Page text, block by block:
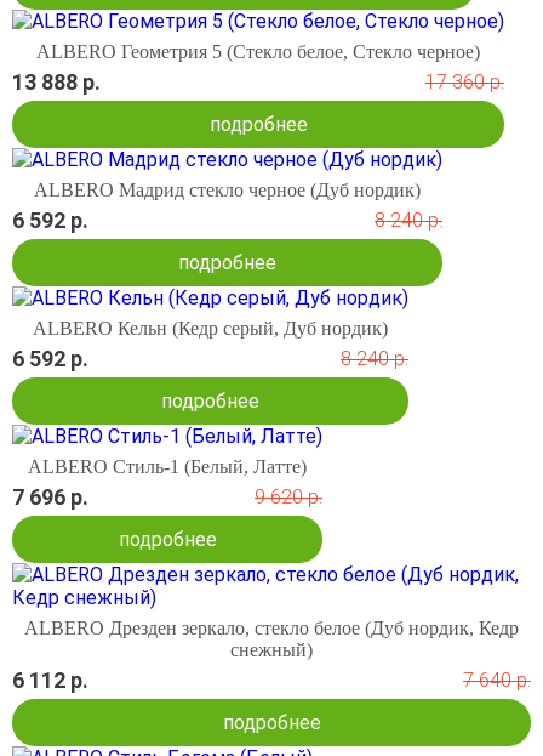
ALBERO Геометрия 5 (Стекло белое, Стекло черное)
13 888 р.
17 360 р.
подробнее
ALBERO Мадрид стекло черное (Дуб нордик)
6 592 р.
8 240 р.
подробнее
ALBERO Кельн (Кедр серый, Дуб нордик)
6 592 р.
8 240 р.
подробнее
ALBERO Стиль-1 (Белый, Латте)
7 696 р.
9 620 р.
подробнее
ALBERO Дрезден зеркало, стекло белое (Дуб нордик, Кедр
снежный)
6 112 р.
7 640 р.
подробнее